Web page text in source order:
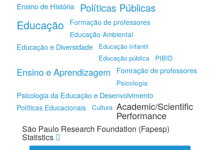
Ensino de História Políticas Públicas
Educação
Formação de professores
Educação Ambiental
Educação e Diversidade
Educação Infantil
Educação pública
PIBID
Ensino e Aprendizagem Fomração de professores
Psicologia
Psicologia da Educação e Desenvolvimento
Políticas Educacionais Cultura Academic/Scientific
Performance
São Paulo Research Foundation (Fapesp)
Statistics